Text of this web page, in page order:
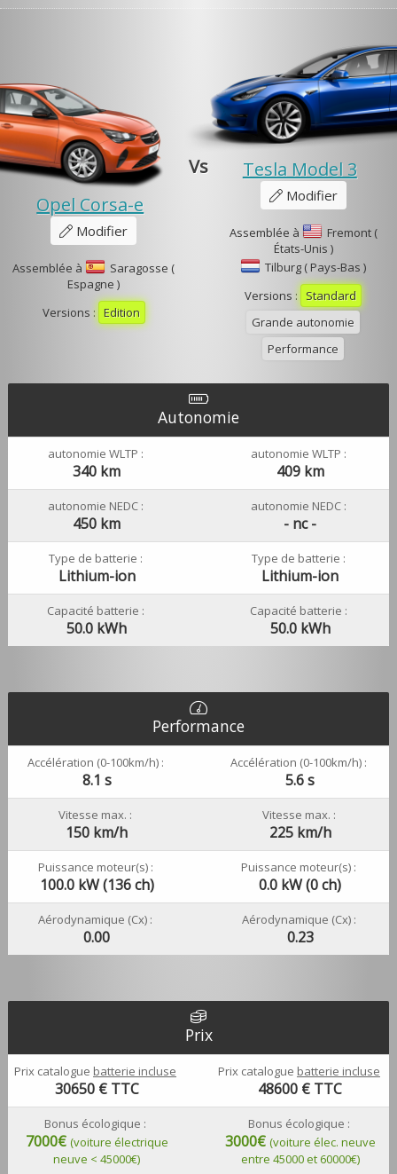
Opel Corsa-e
Modifier
Assemblée à
Saragosse (
Espagne )
Versions : Edition
Vs Tesla Model 3
Modifier
Assemblée à
Fremont (
États-Unis )
Tilburg ( Pays-Bas )
Versions :
Standard
Grande autonomie
Performance
Autonomie
autonomie WLTP :
340 km
autonomie WLTP :
409 km
autonomie NEDC :
450 km
autonomie NEDC :
- nc -
Type de batterie :
Lithium-ion
Type de batterie :
Lithium-ion
Capacité batterie :
50.0 kWh
Capacité batterie :
50.0 kWh
Performance
Accélération (0-100km/h) :
8.1 s
Accélération (0-100km/h) :
5.6 s
Vitesse max. :
150 km/h
Vitesse max. :
225 km/h
Puissance moteur(s) :
100.0 kW (136 ch)
Puissance moteur(s) :
0.0 kW (0 ch)
Aérodynamique (Cx) :
0.00
Aérodynamique (Cx) :
0.23
Prix
Prix catalogue batterie incluse
30650 € TTC
Prix catalogue batterie incluse
48600 € TTC
Bonus écologique :
7000€ (voiture électrique
neuve < 45000€)
Bonus écologique :
3000€ (voiture élec. neuve
entre 45000 et 60000€)